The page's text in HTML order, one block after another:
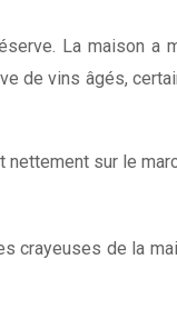
La maison a
de vins âgés,
nettement sur le
crayeuses de la